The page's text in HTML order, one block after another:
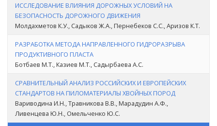
ИССЛЕДОВАНИЕ ВЛИЯНИЯ ДОРОЖНЫХ УСЛОВИЙ НА
БЕЗОПАСНОСТЬ ДОРОЖНОГО ДВИЖЕНИЯ
Молдахметов К.У., Садыков Ж.А., Пернебеков С.С., Аризов К.Т.
РАЗРАБОТКА МЕТОДА НАПРАВЛЕННОГО ГИДРОРАЗРЫВА
ПРОДУКТИВНОГО ПЛАСТА
Ботбаев М.Т., Казиев М.Т., Садырбаева А.С.
СРАВНИТЕЛЬНЫЙ АНАЛИЗ РОССИЙСКИХ И ЕВРОПЕЙСКИХ
СТАНДАРТОВ НА ПИЛОМАТЕРИАЛЫ ХВОЙНЫХ ПОРОД
Вариводина И.Н., Травникова В.В., Марадудин А.Ф.,
Ливенцева Ю.Н., Омельченко Ю.С.